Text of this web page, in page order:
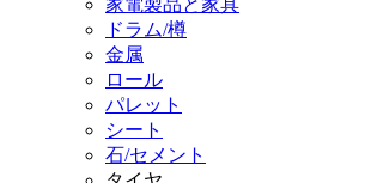
家電製品と家具
ドラム/樽
金属
ロール
パレット
シート
石/セメント